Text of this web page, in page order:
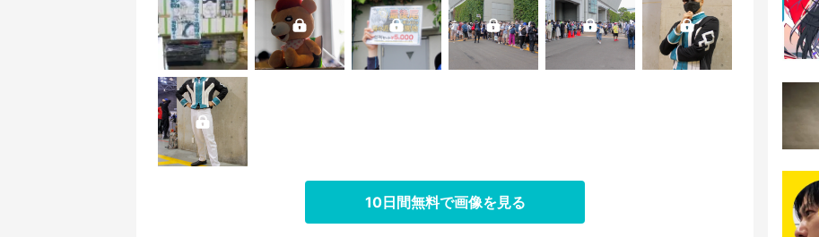
10日間無料で画像を見る